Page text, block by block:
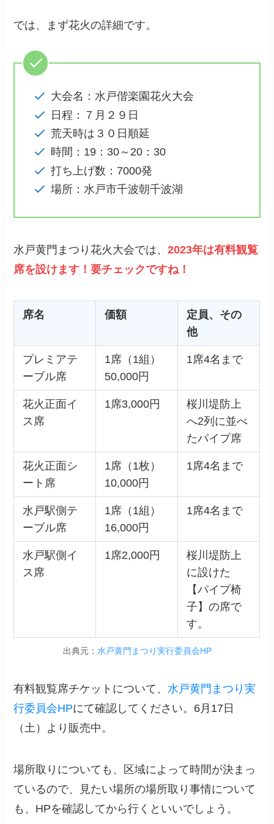
では、まず花火の詳細です。
大会名：水戸偕楽園花火大会
日程：７月２９日
荒天時は３０日順延
時間：19：30～20：30
打ち上げ数：7000発
場所：水戸市千波朝千波湖
水戸黄門まつり花火大会では、2023年は有料観覧
席を設けます！要チェックですね！
席名 価額
定員、その
他
プレミアテ
ーブル席
1席（1組）
50,000円
1席4名まで
花火正面イ
ス席
1席3,000円
桜川堤防上
へ2列に並べ
たパイプ席
花火正面シ
ート席
1席（1枚）
10,000円
1席4名まで
水戸駅側テ
ーブル席
1席（1組）
16,000円
1席4名まで
水戸駅側イ
ス席
1席2,000円
桜川堤防上
に設けた
【パイプ椅
子】の席で
す。
出典元： 水戸黄門まつり実行委員会HP
有料観覧席チケットについて、水戸黄門まつり実
行委員会HPにて確認してください。6月17日
（土）より販売中。
場所取りについても、区域によって時間が決まっ
ているので、見たい場所の場所取り事情について
も、HPを確認してから行くといいでしょう。